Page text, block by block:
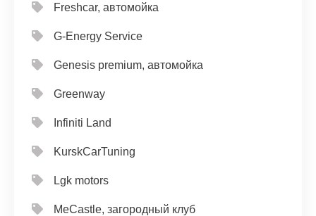
Freshcar, автомойка
G-Energy Service
Genesis premium, автомойка
Greenway
Infiniti Land
KurskCarTuning
Lgk motors
MeCastle, загородный клуб